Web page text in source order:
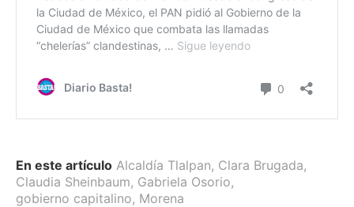
En este artículo Alcaldía Tlalpan, Clara Brugada,
Claudia Sheinbaum, Gabriela Osorio,
gobierno capitalino, Morena